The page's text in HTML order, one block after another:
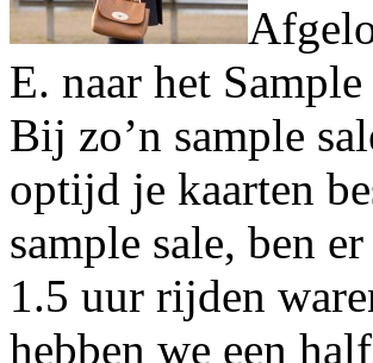
E. naar het
Bij zo’n sample
optijd je kaarten
sample sale, ben
1.5 uur rijden
hebben we een